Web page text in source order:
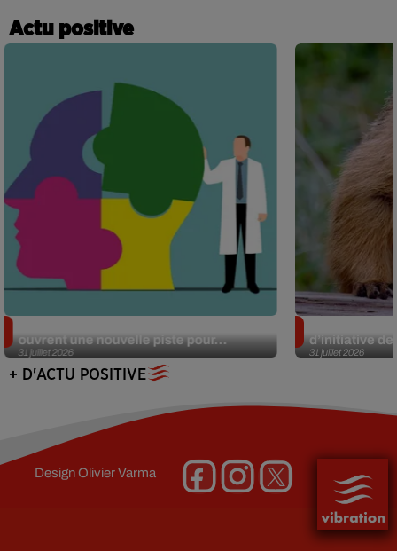
Actu positive
31 juillet 2026
ouvrent une nouvelle piste pour...
31 juillet 2026
d’initiative
+ D'ACTU POSITIVE
DesignOlivier Varma